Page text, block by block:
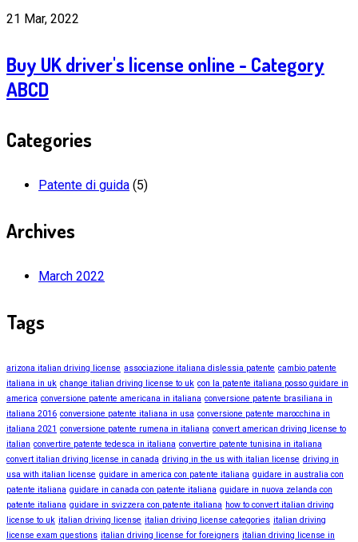
21 Mar, 2022
Buy UK driver's license online - Category
ABCD
Categories
Patente di guida (5)
Archives
March 2022
Tags
arizona italian driving license associazione italiana dislessia patente cambio patente
italiana in uk change italian driving license to uk con la patente italiana posso guidare in
america conversione patente americana in italiana conversione patente brasiliana in
italiana 2016 conversione patente italiana in usa conversione patente marocchina in
italiana 2021 conversione patente rumena in italiana convert american driving license to
italian convertire patente tedesca in italiana convertire patente tunisina in italiana
convert italian driving license in canada driving in the us with italian license driving in
usa with italian license guidare in america con patente italiana guidare in australia con
patente italiana guidare in canada con patente italiana guidare in nuova zelanda con
patente italiana guidare in svizzera con patente italiana how to convert italian driving
license to uk italian driving license italian driving license categories italian driving
license exam questions italian driving license for foreigners italian driving license in